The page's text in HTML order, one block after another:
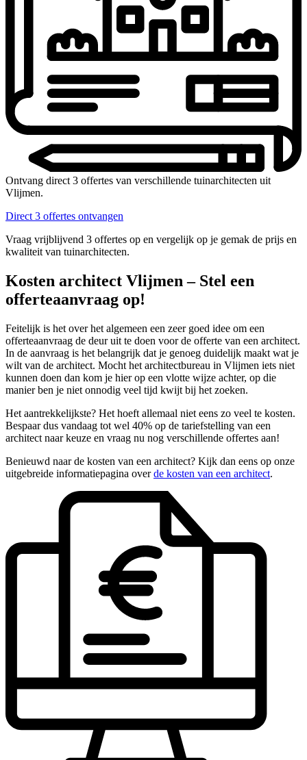
Ontvang direct 3 offertes van verschillende tuinarchitecten uit
Vlijmen.
Direct 3 offertes ontvangen
Vraag vrijblijvend 3 offertes op en vergelijk op je gemak de prijs en
kwaliteit van tuinarchitecten.
Kosten architect Vlijmen – Stel een
offerteaanvraag op!
Feitelijk is het over het algemeen een zeer goed idee om een
offerteaanvraag de deur uit te doen voor de offerte van een architect.
In de aanvraag is het belangrijk dat je genoeg duidelijk maakt wat je
wilt van de architect. Mocht het architectbureau in Vlijmen iets niet
kunnen doen dan kom je hier op een vlotte wijze achter, op die
manier ben je niet onnodig veel tijd kwijt bij het zoeken.
Het aantrekkelijkste? Het hoeft allemaal niet eens zo veel te kosten.
Bespaar dus vandaag tot wel 40% op de tariefstelling van een
architect naar keuze en vraag nu nog verschillende offertes aan!
Benieuwd naar de kosten van een architect? Kijk dan eens op onze
uitgebreide informatiepagina overde kosten van een architect.